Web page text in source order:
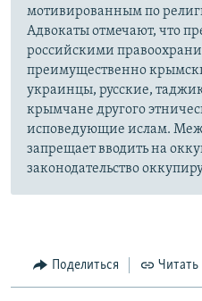
мотивированным по
Адвокаты отмечают, что
российскими
преимущественно
украинцы, русские,
крымчане другого
исповедующие ислам.
запрещает вводить на
законодательство
Поделиться Читать